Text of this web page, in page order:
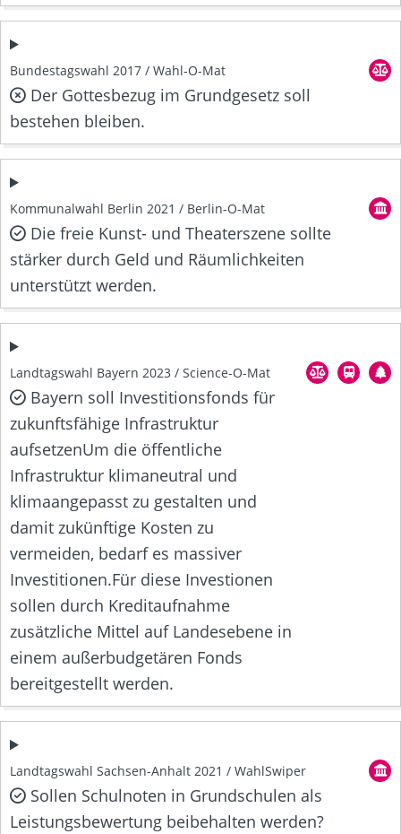
Bundestagswahl 2017 / Wahl-O-Mat
Der Gottesbezug im Grundgesetz soll
bestehen bleiben.
Kommunalwahl Berlin 2021 / Berlin-O-Mat
Die freie Kunst- und Theaterszene sollte
stärker durch Geld und Räumlichkeiten
unterstützt werden.
Landtagswahl Bayern 2023 / Science-O-Mat
Bayern soll Investitionsfonds für
zukunftsfähige Infrastruktur
aufsetzenUm die öffentliche
Infrastruktur klimaneutral und
klimaangepasst zu gestalten und
damit zukünftige Kosten zu
vermeiden, bedarf es massiver
Investitionen.Für diese Investionen
sollen durch Kreditaufnahme
zusätzliche Mittel auf Landesebene in
einem außerbudgetären Fonds
bereitgestellt werden.
Landtagswahl Sachsen-Anhalt 2021 / WahlSwiper
Sollen Schulnoten in Grundschulen als
Leistungsbewertung beibehalten werden?